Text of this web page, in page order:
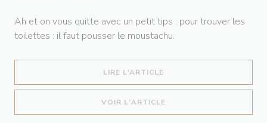
Ah et on vous quitte avec un petit tips : pour trouver les
toilettes : il faut pousser le moustachu.
LIRE L'ARTICLE
VOIR L'ARTICLE((OUVRE UNE NOUVELLE